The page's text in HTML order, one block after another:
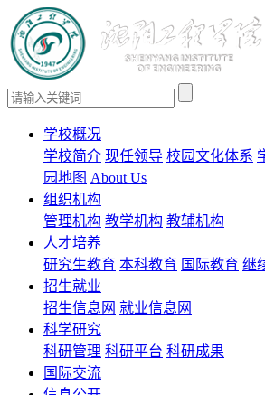
学校概况
学校简介 现任领导 校园文化体系
园地图 About Us
组织机构
管理机构 教学机构 教辅机构
人才培养
研究生教育 本科教育 国际教育 继
招生就业
招生信息网 就业信息网
科学研究
科研管理 科研平台 科研成果
国际交流